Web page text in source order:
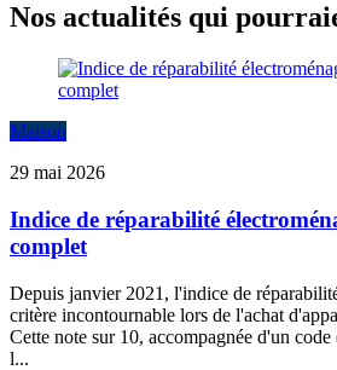
Nos actualités qui
Maison
29 mai 2026
Indice de réparabilité
complet
Depuis janvier 2021, l'indice de
critère incontournable lors de l'achat
Cette note sur 10, accompagnée d'un
l...